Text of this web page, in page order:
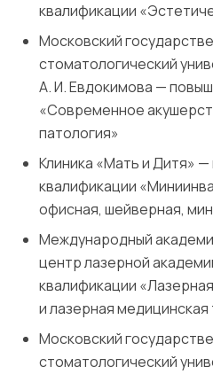
квалификации
Московский
стоматологический
А. И. Евдокимова —
«Современное
патология»
Клиника «Мать и Дитя»
квалификации
офисная, шейверная,
Международный
центр лазерной
квалификации
и лазерная медицинская
Московский
стоматологический